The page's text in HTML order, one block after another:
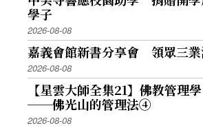
學子
2026-08-08
嘉義會館新書分享會 領眾三
2026-08-08
【星雲大師全集21】佛教管理
──佛光山的管理法④
2026-08-08